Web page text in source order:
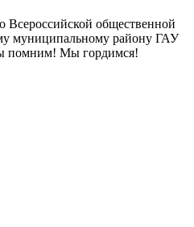
общественной
муниципальному району ГАУ
помним! Мы гордимся!